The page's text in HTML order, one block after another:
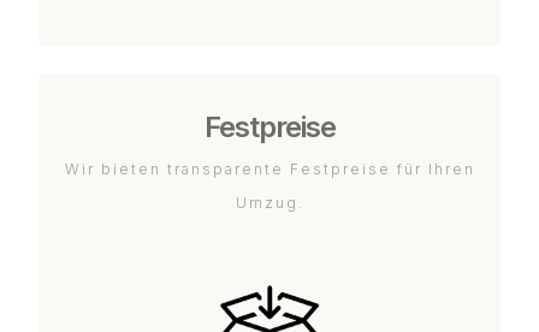
Festpreise
Wir bieten transparente Festpreise für Ihren
Umzug.